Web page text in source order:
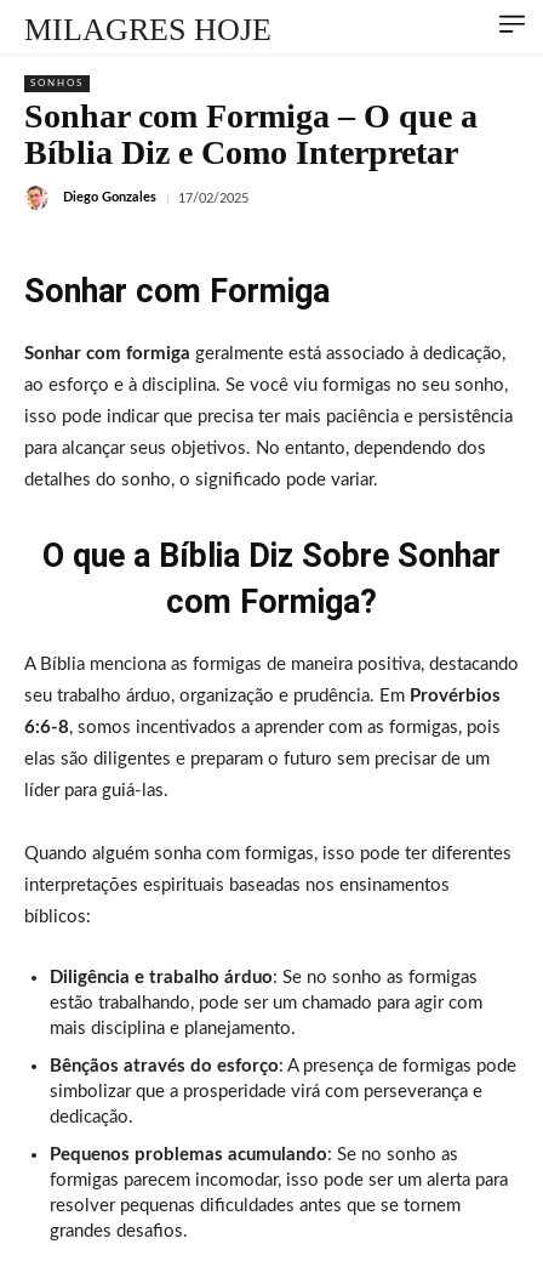
MILAGRES HOJE
SONHOS
Sonhar com Formiga – O que a
Bíblia Diz e Como Interpretar
Diego Gonzales 17/02/2025
Sonhar com Formiga
Sonhar com formiga geralmente está associado à dedicação,
ao esforço e à disciplina. Se você viu formigas no seu sonho,
isso pode indicar que precisa ter mais paciência e persistência
para alcançar seus objetivos. No entanto, dependendo dos
detalhes do sonho, o significado pode variar.
O que a Bíblia Diz Sobre Sonhar
com Formiga?
A Bíblia menciona as formigas de maneira positiva, destacando
seu trabalho árduo, organização e prudência. Em Provérbios
6:6-8, somos incentivados a aprender com as formigas, pois
elas são diligentes e preparam o futuro sem precisar de um
líder para guiá-las.
Quando alguém sonha com formigas, isso pode ter diferentes
interpretações espirituais baseadas nos ensinamentos
bíblicos:
Diligência e trabalho árduo: Se no sonho as formigas
estão trabalhando, pode ser um chamado para agir com
mais disciplina e planejamento.
Bênçãos através do esforço: A presença de formigas pode
simbolizar que a prosperidade virá com perseverança e
dedicação.
Pequenos problemas acumulando: Se no sonho as
formigas parecem incomodar, isso pode ser um alerta para
resolver pequenas dificuldades antes que se tornem
grandes desafios.